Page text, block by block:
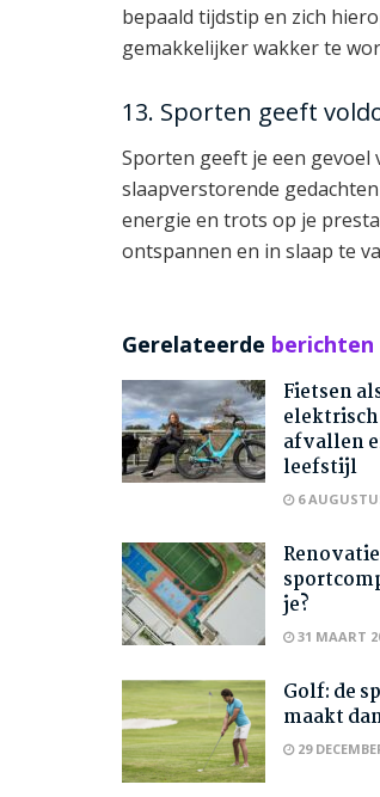
bepaald tijdstip en zich
gemakkelijker wakker te
13. Sporten geeft
Sporten geeft je een
slaapverstorende
energie en trots op je
ontspannen en in slaap te
Gerelateerde berichten
Fietsen
afvallen
leefstijl
6
je?
31 MAART
Golf: de
maakt
29